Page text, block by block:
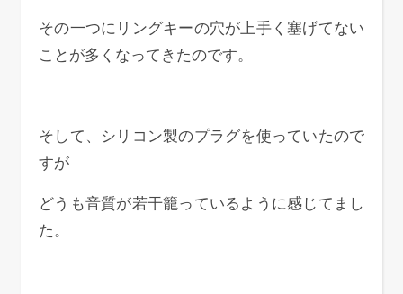
その一つにリングキーの穴が上手く塞げてない
ことが多くなってきたのです。
そして、シリコン製のプラグを使っていたので
すが
どうも音質が若干籠っているように感じてまし
た。